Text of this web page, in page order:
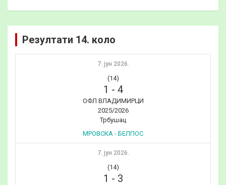
Резултати 14. коло
7. јун 2026.
(14)
1 - 4
ОФЛ ВЛАДИМИРЦИ
2025/2026
Трбушац
МРОВСКА - БЕЛПОС
7. јун 2026.
(14)
1 - 3